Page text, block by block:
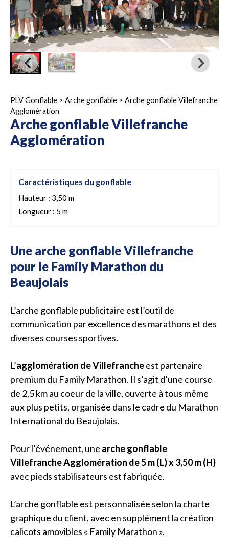
PLV Gonflable > Arche gonflable > Arche gonflable Villefranche
Agglomération
Arche gonflable Villefranche
Agglomération
Caractéristiques du gonflable
Hauteur : 3,50 m
Longueur : 5 m
Une arche gonflable Villefranche
pour le Family Marathon du
Beaujolais
L’arche gonflable publicitaire est l’outil de
communication par excellence des marathons et des
diverses courses sportives.
L’agglomération de Villefrancheest partenaire
premium du Family Marathon. Il s’agit d’une course
de 2,5 km au coeur de la ville, ouverte à tous même
aux plus petits, organisée dans le cadre du Marathon
International du Beaujolais.
Pour l’événement, une arche gonflable
Villefranche Agglomération de 5 m (L) x 3,50 m (H)
avec pieds stabilisateurs est fabriquée.
L’arche gonflable est personnalisée selon la charte
graphique du client, avec en supplément la création
calicots amovibles « Family Marathon ».